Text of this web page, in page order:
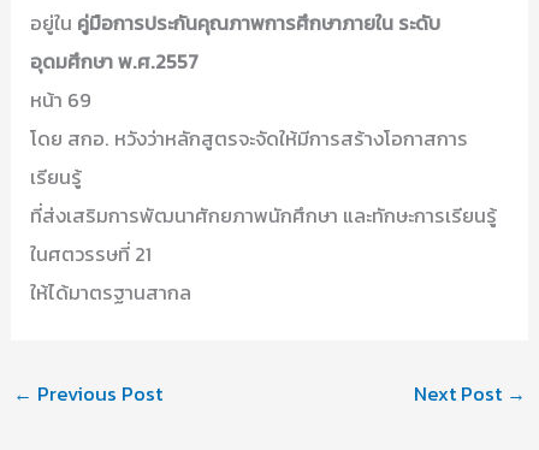
อยู่ใน คู่มือการประกันคุณภาพการศึกษาภายใน ระดับ
อุดมศึกษา พ.ศ.2557
หน้า 69
โดย สกอ. หวังว่าหลักสูตรจะจัดให้มีการสร้างโอกาสการ
เรียนรู้
ที่ส่งเสริมการพัฒนาศักยภาพนักศึกษา และทักษะการเรียนรู้
ในศตวรรษที่ 21
ให้ได้มาตรฐานสากล
← Previous Post Next Post →